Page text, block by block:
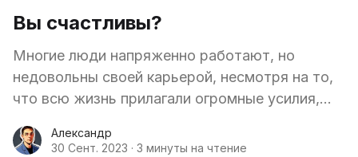
Вы счастливы?
Многие люди напряженно работают, но
недовольны своей карьерой, несмотря на то,
что всю жизнь прилагали огромные усилия,
Александр
30 Сент. 2023 · 3 минуты на чтение